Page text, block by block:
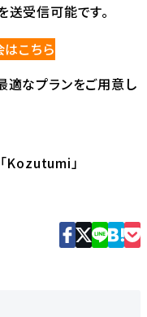
受信可能です。
こちら
適なプランをご用意し
Kozutumi」